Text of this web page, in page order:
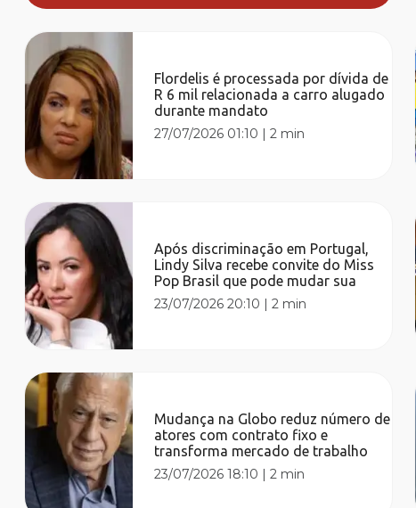
Flordelis é processada por dívida de
R 6 mil relacionada a carro alugado
durante mandato
27/07/2026 01:10 |2 min
Após discriminação em Portugal,
Lindy Silva recebe convite do Miss
Pop Brasil que pode mudar sua
23/07/2026 20:10 |2 min
Mudança na Globo reduz número de
atores com contrato fixo e
transforma mercado de trabalho
23/07/2026 18:10 |2 min